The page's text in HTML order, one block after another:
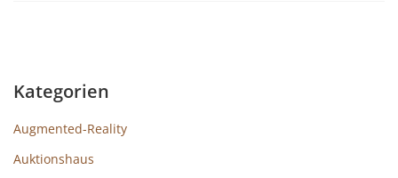
Kategorien
Augmented-Reality
Auktionshaus